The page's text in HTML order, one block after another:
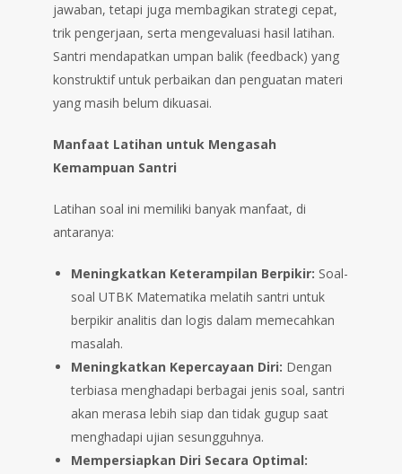
jawaban, tetapi juga membagikan strategi cepat,
trik pengerjaan, serta mengevaluasi hasil latihan.
Santri mendapatkan umpan balik (feedback) yang
konstruktif untuk perbaikan dan penguatan materi
yang masih belum dikuasai.
Manfaat Latihan untuk Mengasah
Kemampuan Santri
Latihan soal ini memiliki banyak manfaat, di
antaranya:
Meningkatkan Keterampilan Berpikir: Soal-
soal UTBK Matematika melatih santri untuk
berpikir analitis dan logis dalam memecahkan
masalah.
Meningkatkan Kepercayaan Diri: Dengan
terbiasa menghadapi berbagai jenis soal, santri
akan merasa lebih siap dan tidak gugup saat
menghadapi ujian sesungguhnya.
Mempersiapkan Diri Secara Optimal: